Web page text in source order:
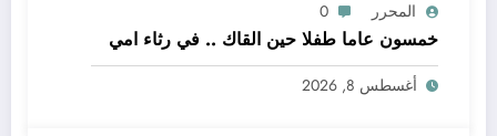
المحرر 0
خمسون عاما طفلا حين القاك .. في رثاء امي
أغسطس 8, 2026